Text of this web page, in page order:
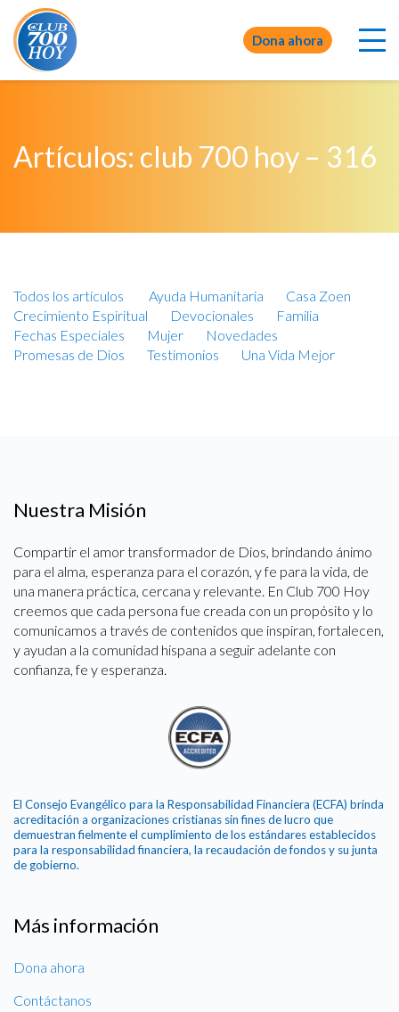
Dona ahora
Artículos: club 700 hoy – 316
Todos los artículos Ayuda Humanitaria
Casa Zoen
Crecimiento Espiritual
Devocionales
Familia
Fechas Especiales
Mujer
Novedades
Promesas de Dios
Testimonios Una Vida Mejor
Nuestra Misión
Compartir el amor transformador de Dios, brindando ánimo
para el alma, esperanza para el corazón, y fe para la vida, de
una manera práctica, cercana y relevante. En Club 700 Hoy
creemos que cada persona fue creada con un propósito y lo
comunicamos a través de contenidos que inspiran, fortalecen,
y ayudan a la comunidad hispana a seguir adelante con
confianza, fe y esperanza.
El Consejo Evangélico para la Responsabilidad Financiera (ECFA) brinda
acreditación a organizaciones cristianas sin fines de lucro que
demuestran fielmente el cumplimiento de los estándares establecidos
para la responsabilidad financiera, la recaudación de fondos y su junta
de gobierno.
Más información
Dona ahora
Contáctanos